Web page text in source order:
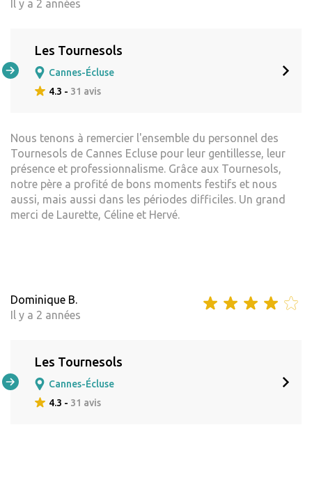
Il y a 2 années
Les Tournesols
Cannes-Écluse
4.3 - 31 avis
Nous tenons à remercier l'ensemble du personnel des
Tournesols de Cannes Ecluse pour leur gentillesse, leur
présence et professionnalisme. Grâce aux Tournesols,
notre père a profité de bons moments festifs et nous
aussi, mais aussi dans les périodes difficiles. Un grand
merci de Laurette, Céline et Hervé.
Dominique B.
Il y a 2 années
Les Tournesols
Cannes-Écluse
4.3 - 31 avis